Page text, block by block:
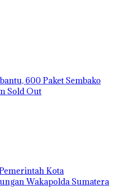
600 Paket Sembako
Sold Out
Kota
Wakapolda Sumatera